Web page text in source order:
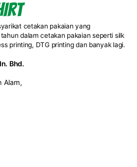
dan pelbagai jenis apparel sukan
produk boleh disesuaikan
identiti syarikat dan bajet
hadiah korporat yang lebih
cetakan pakaian yang
dalam cetakan pakaian seperti silk
printing, DTG printing dan banyak lagi.
Bhd.
Alam,